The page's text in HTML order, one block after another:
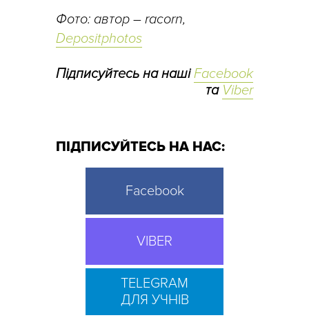
Фото: автор – racorn,
Depositphotos
Підписуйтесь на нашіFacebook
та Viber
ПІДПИСУЙТЕСЬ НА НАС:
Facebook
VIBER
TELEGRAM
ДЛЯ УЧНІВ